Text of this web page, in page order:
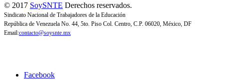
© 2017 SoySNTE Derechos reservados.
Sindicato Nacional de Trabajadores de la Educación
República de Venezuela No. 44, 5to. Piso Col. Centro, C.P. 06020, México, DF
Email:contacto@soysnte.mx
Facebook